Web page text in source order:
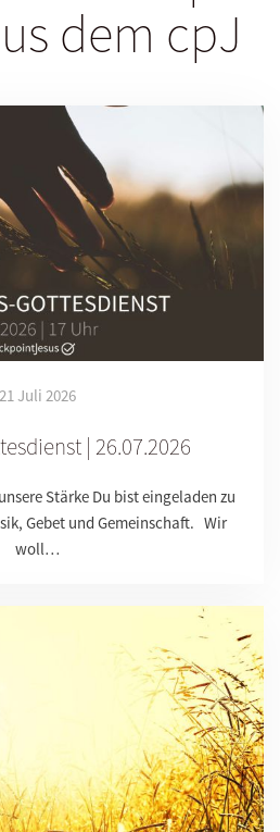
dem cpJ
21 Juli 2026
| 26.07.2026
Stärke Du bist eingeladen zu
Gebet und Gemeinschaft. Wir
woll…